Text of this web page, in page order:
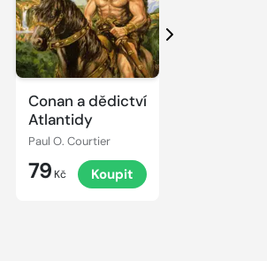
Conan a dědictví
Atlantidy
Paul O. Courtier
79 Kč Koupit
Další